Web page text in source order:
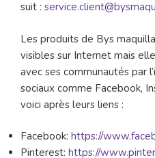
suit :
Les produits de Bys
visibles sur Internet mais
avec ses communautés par
sociaux comme Facebook,
voici après leurs liens :
Facebook: https://
Pinterest: https://